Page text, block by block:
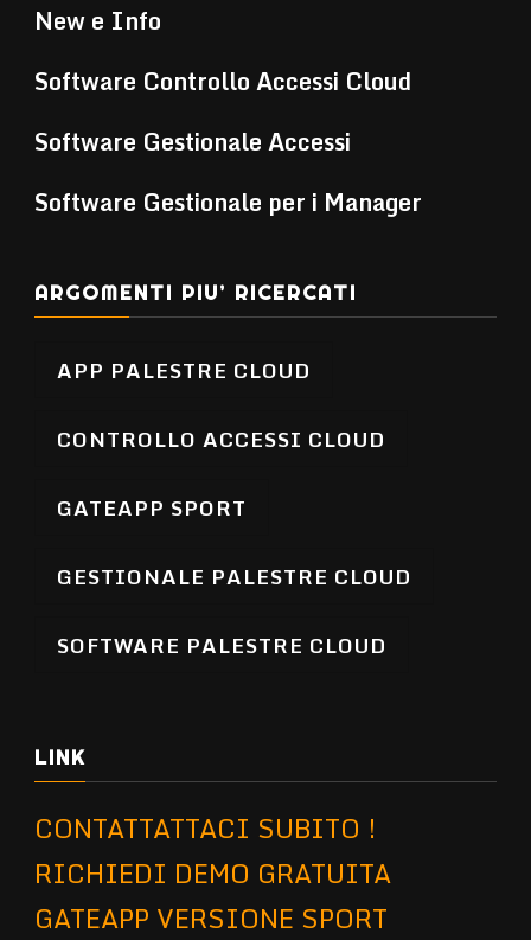
New e Info
Software Controllo Accessi Cloud
Software Gestionale Accessi
Software Gestionale per i Manager
ARGOMENTI PIU’ RICERCATI
APP PALESTRE CLOUD
CONTROLLO ACCESSI CLOUD
GATEAPP SPORT
GESTIONALE PALESTRE CLOUD
SOFTWARE PALESTRE CLOUD
LINK
CONTATTATTACI SUBITO !
RICHIEDI DEMO GRATUITA
GATEAPP VERSIONE SPORT